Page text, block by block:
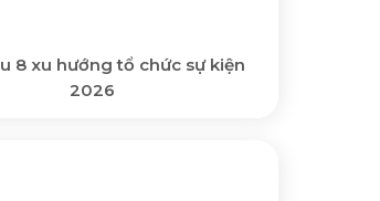
8 xu hướng tổ chức sự kiện
2026